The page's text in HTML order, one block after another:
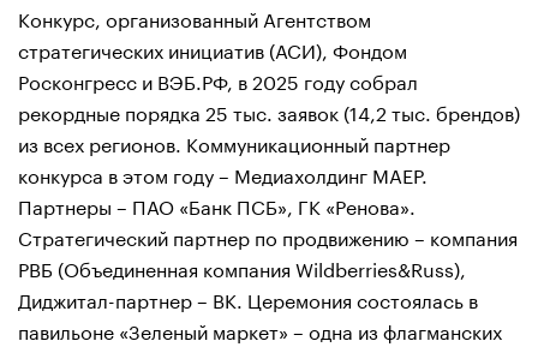
Конкурс, организованный Агентством
стратегических инициатив (АСИ), Фондом
Росконгресс и ВЭБ.РФ, в 2025 году собрал
рекордные порядка 25 тыс. заявок (14,2 тыс. брендов)
из всех регионов. Коммуникационный партнер
конкурса в этом году – Медиахолдинг МАЕР.
Партнеры – ПАО «Банк ПСБ», ГК «Ренова».
Стратегический партнер по продвижению – компания
РВБ (Объединенная компания Wildberries&Russ),
Диджитал-партнер – ВК. Церемония состоялась в
павильоне «Зеленый маркет» – одна из флагманских